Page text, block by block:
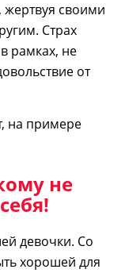
, жертвуя своими
м. Страх
рамках, не
от
, на примере
не
девочки. Со
хорошей для